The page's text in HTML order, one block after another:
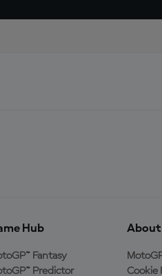
Hub
Fantasy
Predictor
About
Cookie